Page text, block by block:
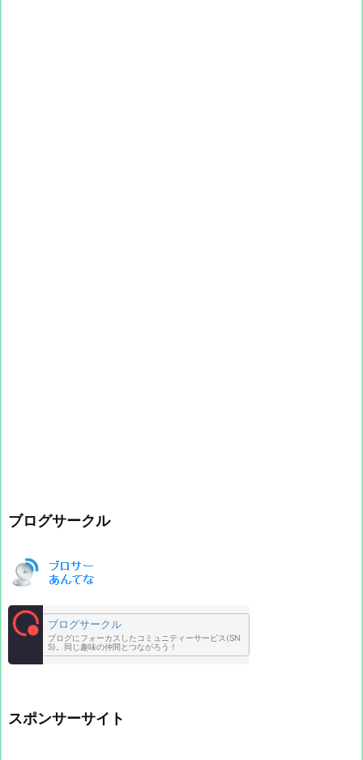
ブログサークル
ブログサークル
ブログにフォーカスしたコミュニティーサービス(SN
S)。同じ趣味の仲間とつながろう！
スポンサーサイト